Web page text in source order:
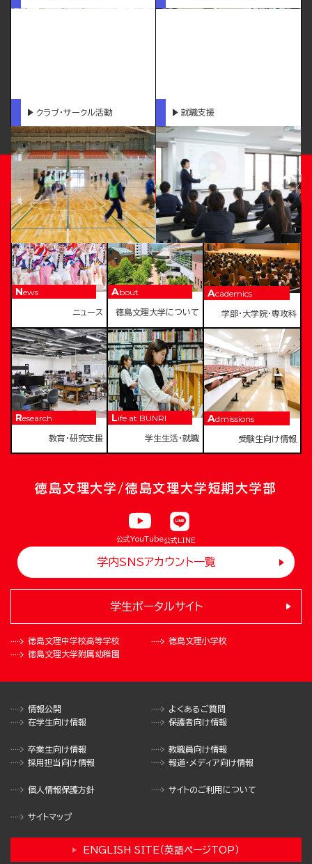
クラブ・サークル活動 就職支援
TOKUSHIMA BUNRI UNIVERSITY
News
ニュース
About
徳島文理大学について
Academics
学部・大学院・専攻科
Research
教育・研究支援
Life at BUNRI
学生生活・就職
Admissions
受験生向け情報
徳島文理大学/徳島文理大学短期大学部
公式YouTube公式LINE
学内SNSアカウント一覧
徳島文理中学校高等学校
徳島文理小学校
徳島文理大学附属幼稚園
学生ポータルサイト
情報公開
よくあるご質問
在学生向け情報
保護者向け情報
卒業生向け情報
教職員向け情報
採用担当向け情報
報道・メディア向け情報
個人情報保護方針 サイトのご利用について
サイトマップ
ENGLISH SITE（英語ページTOP）